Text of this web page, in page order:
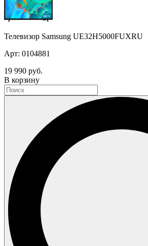
Телевизор Samsung UE32H5000FUXRU
Арт: 0104881
19 990 руб.
В корзину